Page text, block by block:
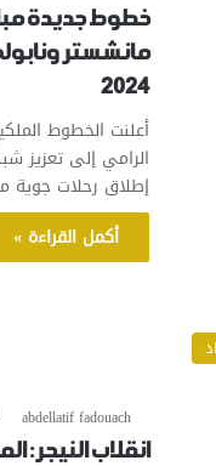
خطوط جديدة
مانشستر
2024
أعلنت الخطوط
الرامي إلى تعزيز
إطلاق رحلات جوية
أكمل القراءة »
abdellatif fadouach
انقلاب النيجر: